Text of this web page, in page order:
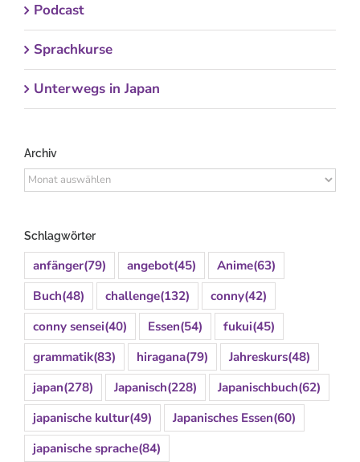
Podcast
Sprachkurse
Unterwegs in Japan
Archiv
Archiv
Schlagwörter
anfänger(79) angebot(45) Anime(63)
Buch(48) challenge(132) conny(42)
conny sensei(40) Essen(54) fukui(45)
grammatik(83) hiragana(79) Jahreskurs(48)
japan(278) Japanisch(228) Japanischbuch(62)
japanische kultur(49) Japanisches Essen(60)
japanische sprache(84)